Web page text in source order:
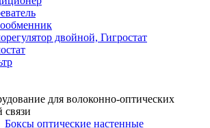
двойной, Гигростат
для волоконно-оптических
связи
Боксы оптические настенные